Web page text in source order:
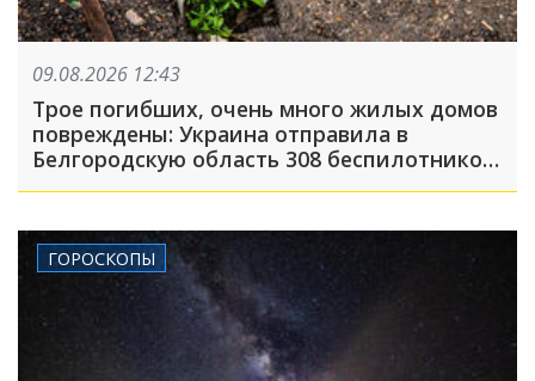
09.08.2026 12:43
Трое погибших, очень много жилых домов
повреждены: Украина отправила в
Белгородскую область 308 беспилотников,
ГОРОСКОПЫ